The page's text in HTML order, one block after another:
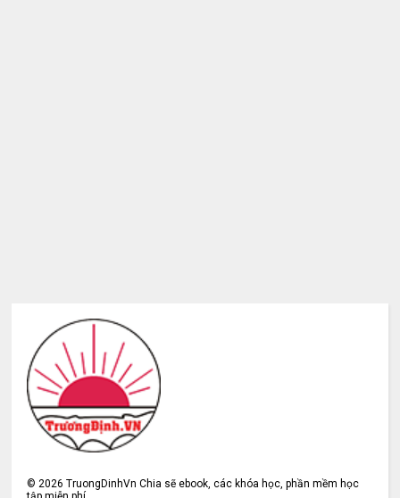
© 2026 TruongDinhVn Chia sẽ ebook, các khóa học, phần mềm học